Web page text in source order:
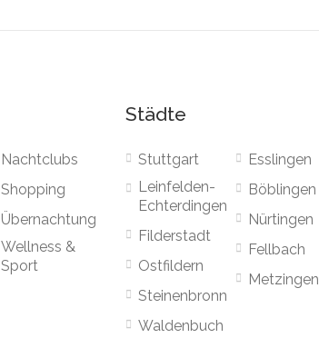
Nachtclubs
Shopping
Übernachtung
Wellness &
Sport
Städte
Stuttgart
Leinfelden-
Echterdingen
Filderstadt
Ostfildern
Steinenbronn
Waldenbuch
Esslingen
Böblingen
Nürtingen
Fellbach
Metzingen